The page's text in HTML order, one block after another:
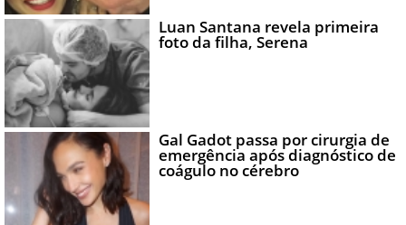
Luan Santana revela primeira
foto da filha, Serena
Gal Gadot passa por cirurgia de
emergência após diagnóstico de
coágulo no cérebro